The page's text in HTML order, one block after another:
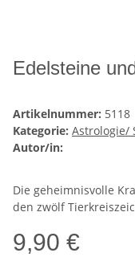
Edelsteine
Artikelnummer: 5118
Kategorie: Astrologie/
Autor/in:
Die geheimnisvolle
den zwölf
9,90 €